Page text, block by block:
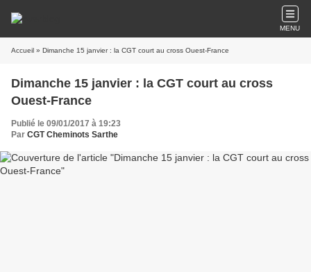
MENU
Accueil » Dimanche 15 janvier : la CGT court au cross Ouest-France
Dimanche 15 janvier : la CGT court au cross
Ouest-France
Publié le 09/01/2017 à 19:23
Par CGT Cheminots Sarthe